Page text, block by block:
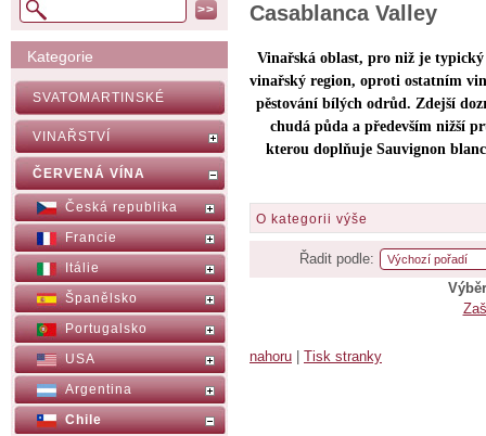
Casablanca Valley
Vinařská oblast, pro niž je typický
vinařský region, oproti ostatním
pěstování bílých odrůd. Zdejší
chudá půda a především nižší
kterou doplňuje Sauvignon
O kategorii výše
Řadit podle:
nahoru Tisk stranky
Kategorie
SVATOMARTINSKÉ
VINAŘSTVÍ
ČERVENÁ VÍNA
Česká republika
Francie
Itálie
Španělsko
Portugalsko
USA
Argentina
Chile